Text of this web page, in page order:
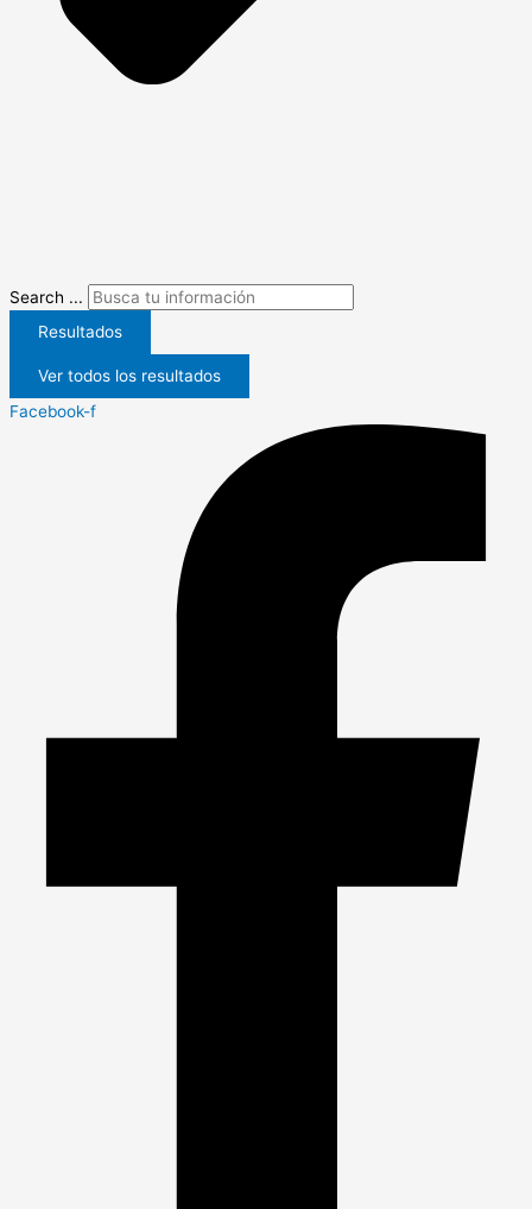
Search ...
Resultados
Ver todos los resultados
Facebook-f